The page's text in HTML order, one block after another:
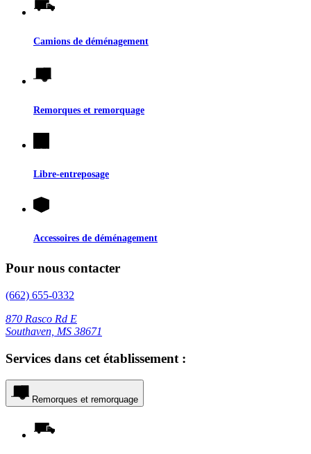
Camions de déménagement
Remorques et remorquage
Libre-entreposage
Accessoires de déménagement
Pour nous contacter
(662) 655-0332
870 Rasco Rd E
Southaven, MS 38671
Services dans cet établissement :
Remorques et remorquage